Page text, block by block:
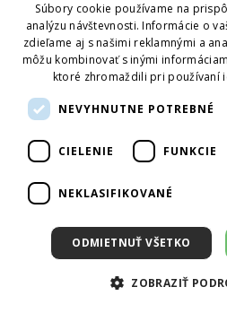
skladom 9864
Horľavá pasta v
1,22 €
Objednávací kód:
1 2 3 4
Súbory cookie používame na
analýzu návštevnosti. Informácie o
zdieľame aj s našimi reklamnými a
môžu kombinovať s inými
ktoré zhromaždili pri používaní
NEVYHNUTNE POTREBNÉ
CIELENIE FUNKCIE
NEKLASIFIKOVANÉ
ODMIETNUŤ VŠETKO
ZOBRAZIŤ